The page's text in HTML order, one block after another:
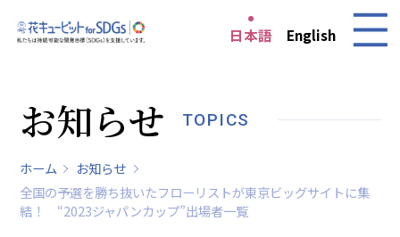
日本語 English
お知らせ TOPICS
ホーム
お知らせ
全国の予選を勝ち抜いたフローリストが東京ビッグサイトに集
結！ “2023ジャパンカップ”出場者一覧